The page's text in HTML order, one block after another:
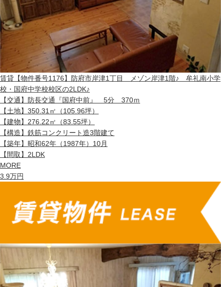
賃貸 【物件番号1176】防府市岸津1丁目 メゾン岸津1階♪ 牟礼南小学
校・国府中学校校区の2LDK♪
【交通】 防長交通『国府中前』 5分 370ｍ
【土地】 350.31㎡（105.96坪）
【建物】 276.22㎡（83.55坪）
【構造】 鉄筋コンクリート造3階建て
【築年】 昭和62年（1987年）10月
【間取】 2LDK
MORE
3.9万円